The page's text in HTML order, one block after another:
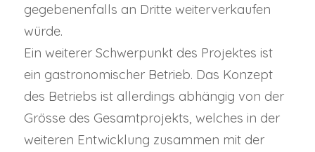
gegebenenfalls an Dritte weiterverkaufen
würde.
Ein weiterer Schwerpunkt des Projektes ist
ein gastronomischer Betrieb. Das Konzept
des Betriebs ist allerdings abhängig von der
Grösse des Gesamtprojekts, welches in der
weiteren Entwicklung zusammen mit der